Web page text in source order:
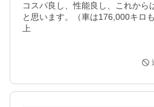
コスパ良し、性能良し、これから
と思います。（車は176,000キロ
上